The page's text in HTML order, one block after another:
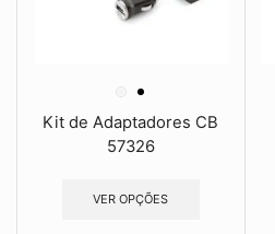
Kit de Adaptadores CB
57326
VER OPÇÕES